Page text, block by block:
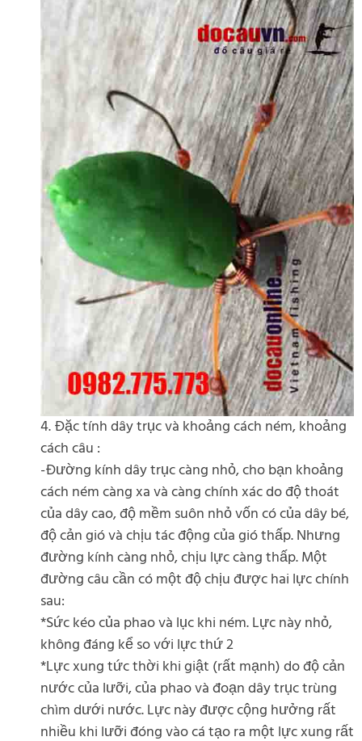
4. Đặc tính dây trục và khoảng cách ném, khoảng
cách câu :
-Đường kính dây trục càng nhỏ, cho bạn khoảng
cách ném càng xa và càng chính xác do độ thoát
của dây cao, độ mềm suôn nhỏ vốn có của dây bé,
độ cản gió và chịu tác động của gió thấp. Nhưng
đường kính càng nhỏ, chịu lực càng thấp. Một
đường câu cần có một độ chịu được hai lực chính
sau:
*Sức kéo của phao và lục khi ném. Lực này nhỏ,
không đáng kể so với lực thứ 2
*Lực xung tức thời khi giật (rất mạnh) do độ cản
nước của lưỡi, của phao và đoạn dây trục trùng
chìm dưới nước. Lực này được cộng hưởng rất
nhiều khi lưỡi đóng vào cá tạo ra một lực xung rất